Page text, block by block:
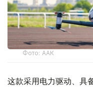
Фото: ААК
这款采用电力驱动、具